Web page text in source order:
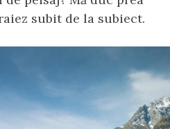
subit de la subiect.